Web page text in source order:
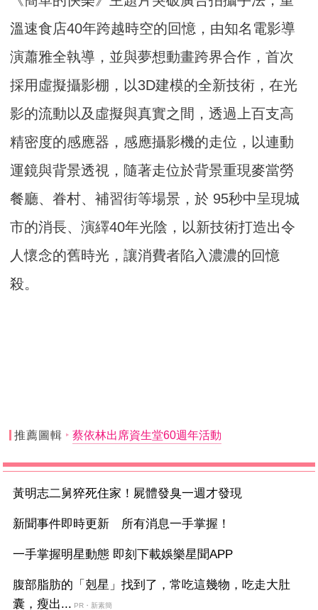
溫速食店40年跨越時空的回憶，由知名電影導
演蕭雅全執導，並與夢想動畫跨界合作，首次
採用虛擬攝影棚，以3D建模的全新技術，在光
影的流動以及虛擬與真實之間，透過上百支高
精密度的感應器，感應攝影機的走位，以連動
運鏡與背景透視，隨著走位於背景重現麥當勞
餐廳、眷村、補習街等場景，於 95秒中呈現城
市的消長、演繹40年光陰，以新技術打造出令
人懷念的舊時光，讓消費者陷入濃濃的回憶
殺。
推薦圖輯 蔡依林出席資生堂60週年活動
黃明志二舅猝死住家！屍體發臭一週才發現
新聞事件即時更新 所有消息一手掌握！
一手掌握明星動態 即刻下載娛樂星聞APP
腹部脂肪的「剋星」找到了，常吃這幾物，吃走大肚
囊，瘦出... PR・新素簡